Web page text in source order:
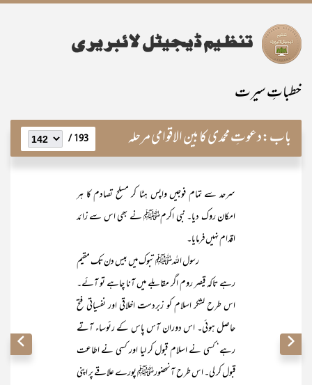
خطباتِ سیرت
باب:دعوتِ محمدی کا بین الاقوامی مرحلہ 193 /
سرحد سے تمام فوجیں واپس ہٹا کر مسلح تصادم کا ہر
امکان روک دیا۔ نبی اکرمﷺ نے بھی اس سے زائد
اقدام نہیں فرمایا۔
رسول اللہﷺ تبوک میں بیس دن تک مقیم
رہے تاکہ قیصر روم اگر مقابلے میں آنا چاہے تو آئے۔
اس طرح لشکر اسلام کو زبردست اخلاقی اور نفسیاتی فتح
حاصل ہوئی۔ اس دوران آس پاس کے رئوساء آتے
رہے‘ کسی نے اسلام قبول کر لیا اور کسی نے اطاعت
قبول کر لی۔ اس طرح آنحضورﷺ پورے علاقے پر اپنی